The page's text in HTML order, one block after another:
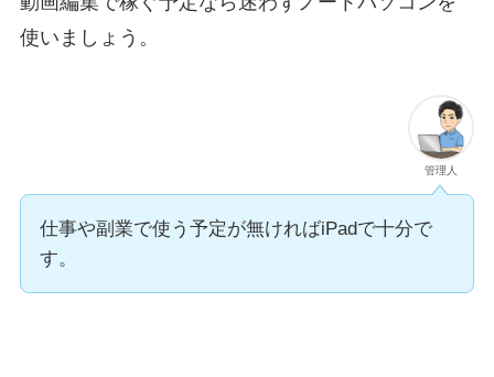
使いましょう。
管理人
仕事や副業で使う予定が無ければiPadで十分で
す。